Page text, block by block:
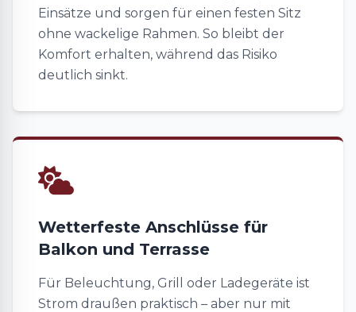
Einsätze und sorgen für einen festen Sitz
ohne wackelige Rahmen. So bleibt der
Komfort erhalten, während das Risiko
deutlich sinkt.
Wetterfeste Anschlüsse für
Balkon und Terrasse
Für Beleuchtung, Grill oder Ladegeräte ist
Strom draußen praktisch – aber nur mit